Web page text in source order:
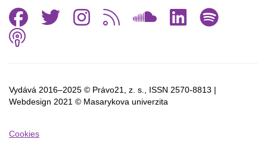
Vydává 2016–2025 © Právo21, z. s., ISSN 2570-8813 |
Webdesign 2021 © Masarykova univerzita
Cookies
Facebook
Twitter
Instagram
RSS
Podcast